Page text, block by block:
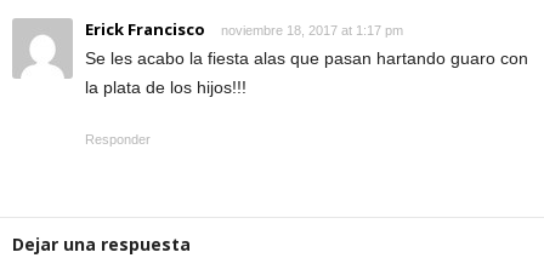
Erick Francisco noviembre 18, 2017 at 1:17 pm
Se les acabo la fiesta alas que pasan hartando guaro con
la plata de los hijos!!!
Responder
Dejar una respuesta